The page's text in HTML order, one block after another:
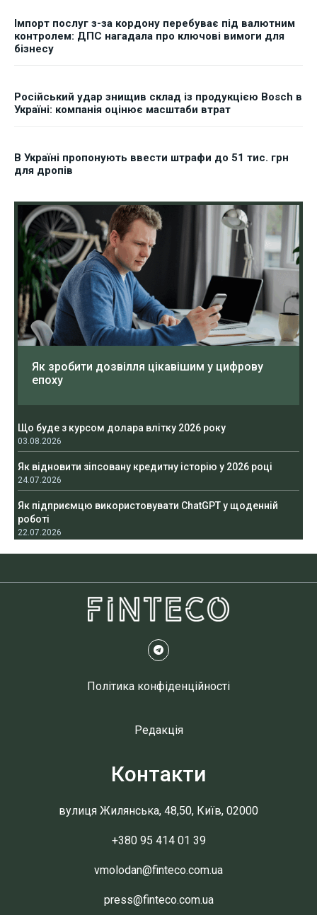
Імпорт послуг з-за кордону перебуває під валютним
контролем: ДПС нагадала про ключові вимоги для
бізнесу
Російський удар знищив склад із продукцією Bosch в
Україні: компанія оцінює масштаби втрат
В Україні пропонують ввести штрафи до 51 тис. грн
для дропів
Як зробити дозвілля цікавішим у цифрову
епоху
Що буде з курсом долара влітку 2026 року
03.08.2026
Як відновити зіпсовану кредитну історію у 2026 році
24.07.2026
Як підприємцю використовувати ChatGPT у щоденній
роботі
22.07.2026
Політика конфіденційності
Редакція
Контакти
вулиця Жилянська, 48,50, Київ, 02000
+380 95 414 01 39
vmolodan@finteco.com.ua
press@finteco.com.ua